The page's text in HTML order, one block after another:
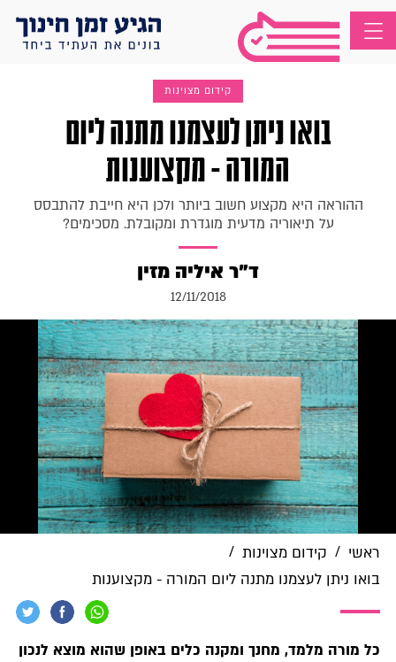
קידום מצוינות
בואו ניתן לעצמנו מתנה ליום
המורה - מקצוענות
ההוראה היא מקצוע חשוב ביותר ולכן היא חייבת להתבסס
על תיאוריה מדעית מוגדרת ומקובלת. מסכימים?
ד"ר איליה מזין
12/11/2018
ראשי / קידום מצוינות /
בואו ניתן לעצמנו מתנה ליום המורה - מקצוענות
כל מורה מלמד, מחנך ומקנה כלים באופן שהוא מוצא לנכון